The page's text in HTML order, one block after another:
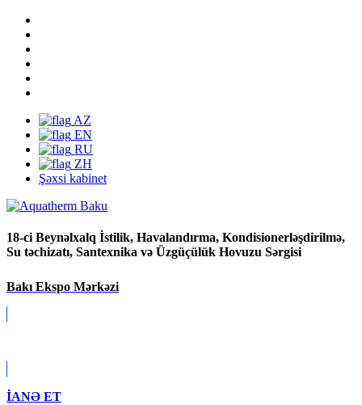
AZ
EN
RU
ZH
Şəxsi kabinet
18-ci Beynəlxalq İstilik, Havalandırma, Kondisionerləşdirilmə,
Su təchizatı, Santexnika və Üzgüçülük Hovuzu Sərgisi
Bakı Ekspo Mərkəzi
İANƏ ET